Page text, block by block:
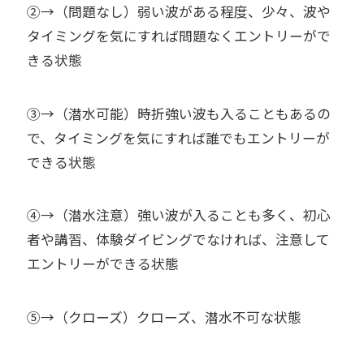
②→（問題なし）弱い波がある程度、少々、波や
タイミングを気にすれば問題なくエントリーがで
きる状態
③→（潜水可能）時折強い波も入ることもあるの
で、タイミングを気にすれば誰でもエントリーが
できる状態
④→（潜水注意）強い波が入ることも多く、初心
者や講習、体験ダイビングでなければ、注意して
エントリーができる状態
⑤→（クローズ）クローズ、潜水不可な状態